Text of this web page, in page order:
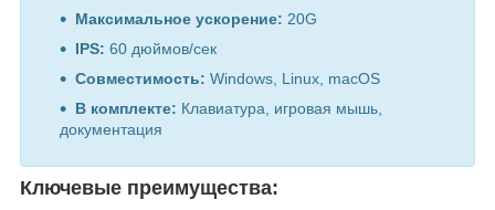
Максимальное ускорение: 20G
IPS: 60 дюймов/сек
Совместимость: Windows, Linux, macOS
В комплекте: Клавиатура, игровая мышь,
документация
Ключевые преимущества: